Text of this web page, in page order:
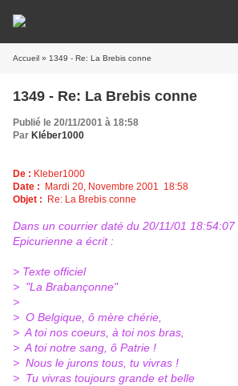
Accueil » 1349 - Re: La Brebis conne
1349 - Re: La Brebis conne
Publié le 20/11/2001 à 18:58
Par Kléber1000
De : Kleber1000
Date : Mardi 20, Novembre 2001 18:58
Objet : Re: La Brebis conne
Dans un courrier daté du 20/11/01 18:54:07
Epicurienne a écrit :
> Texte officiel
> "La Brabançonne"
>
> O Belgique, ô mère chérie,
> A toi nos coeurs, à toi nos bras,
> A toi notre sang, ô Patrie !
> Nous le jurons tous, tu vivras !
> Tu vivras toujours grande et belle